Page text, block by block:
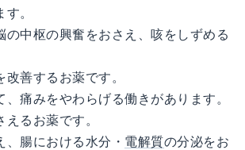
。
の中枢の興奮をおさえ、咳をしずめる
善するお薬です。
、痛みをやわらげる働きがあります。
るお薬です。
、腸における水分・ 電解質の分泌をお